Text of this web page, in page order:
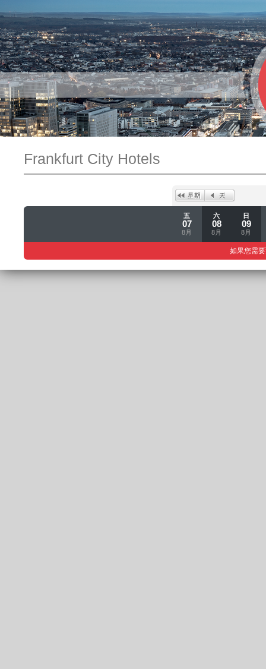
Frankfurt City Hotels
五
07
8月
六
08
8月
日
09
8月
如果您需